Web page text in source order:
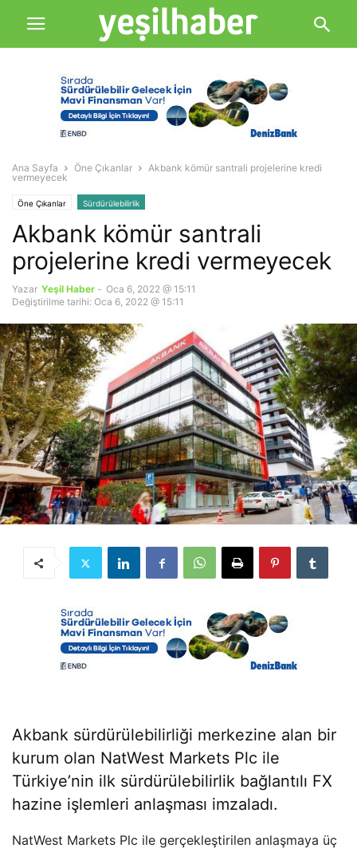
Ana Sayfa Öne Çıkanlar
Akbank kömür santrali projelerine kredi
vermeyecek
Öne Çıkanlar Sürdürülebilirlik
Akbank kömür santrali
projelerine kredi vermeyecek
Yazar Yeşil Haber - Oca 6, 2022 @ 15:11
Değiştirilme tarihi: Oca 6, 2022 @ 15:11
Akbank sürdürülebilirliği merkezine alan bir
kurum olan NatWest Markets Plc ile
Türkiye’nin ilk sürdürülebilirlik bağlantılı FX
hazine işlemleri anlaşması imzaladı.
NatWest Markets Plc ile gerçekleştirilen anlaşmaya üç